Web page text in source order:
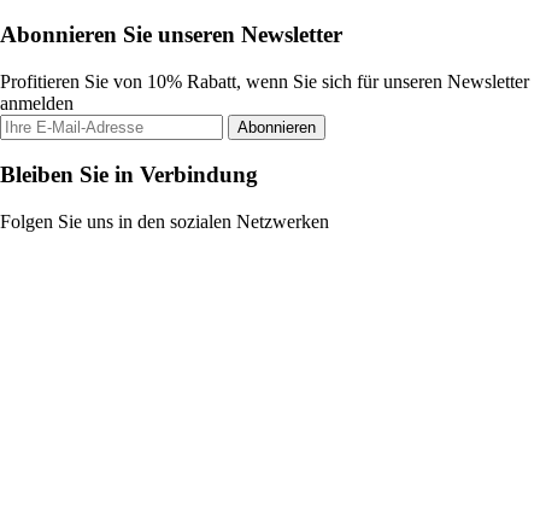
Abonnieren Sie unseren Newsletter
Profitieren Sie von 10% Rabatt, wenn Sie sich für unseren Newsletter
anmelden
Abonnieren
Bleiben Sie in Verbindung
Folgen Sie uns in den sozialen Netzwerken